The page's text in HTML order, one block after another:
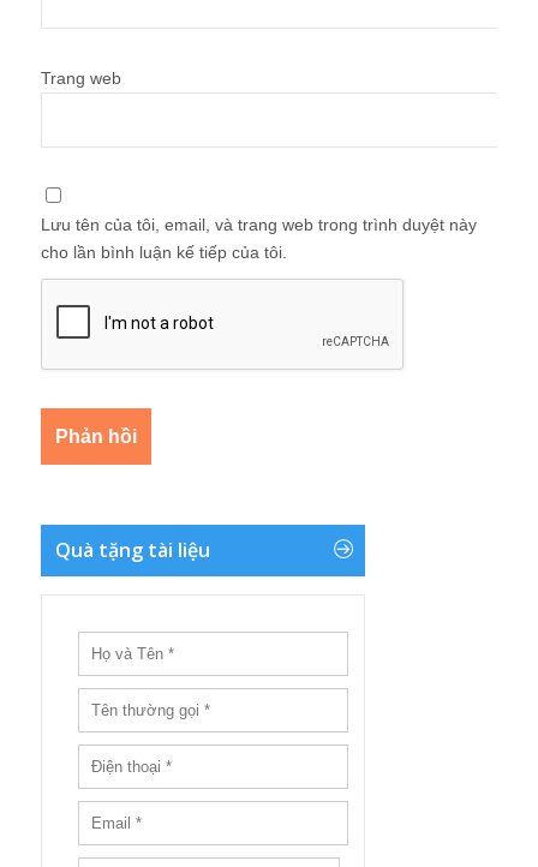
Trang web
Lưu tên của tôi, email, và trang web trong trình duyệt này
cho lần bình luận kế tiếp của tôi.
Quà tặng tài liệu